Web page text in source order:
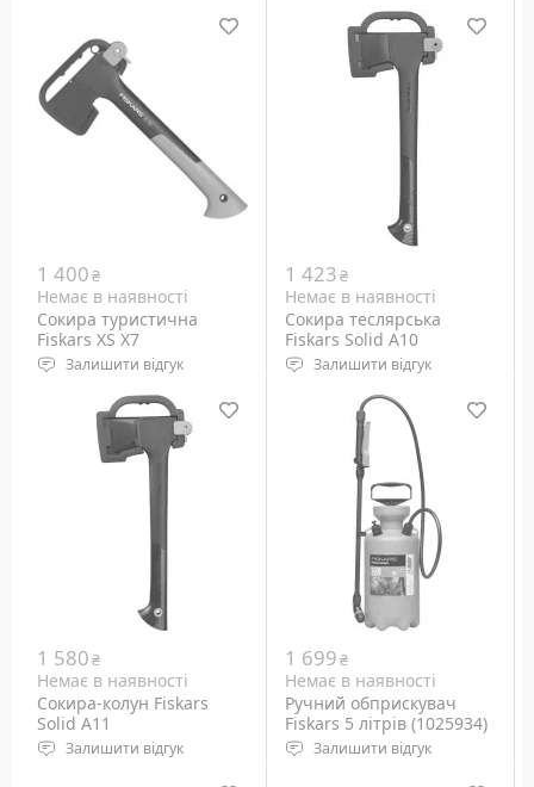
ножів з керамічними
дисками.
Довжина сокири: 392 мм
Кут заточування ріжучої
кромки: 30°
Вага: 642 грам
1 400₴
Немає в наявності
Сокира туристична
Fiskars XS Х7
Залишити відгук
Довжина сокири: 355 мм
Кут заточування ріжучої
кромки: 30 °
Вага: 640 грам
1 423₴
Немає в наявності
Сокира теслярська
Fiskars Solid A10
Залишити відгук
Довжина сокири: 490 мм
Кут заточування ріжучої
кромки: 30 °
Вага: 1076 грам
1 580₴
Немає в наявності
Сокира-колун Fiskars
Solid A11
Залишити відгук
Довжина сокири: 491 мм
1 699₴
Немає в наявності
Ручний обприскувач
Fiskars 5 літрів (1025934)
Залишити відгук
Тип насоса: Поршневий